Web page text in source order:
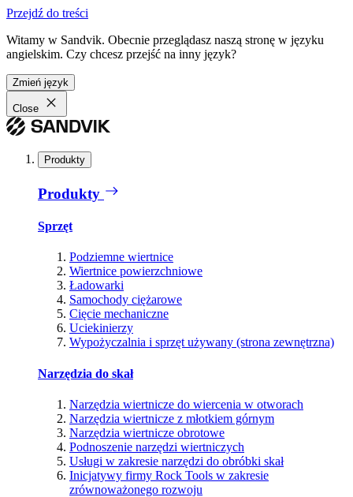
Przejdź do treści
Witamy w Sandvik. Obecnie przeglądasz naszą stronę w języku
angielskim. Czy chcesz przejść na inny język?
Zmień język
Close
Produkty
Produkty
Sprzęt
Podziemne wiertnice
Wiertnice powierzchniowe
Ładowarki
Samochody ciężarowe
Cięcie mechaniczne
Uciekinierzy
Wypożyczalnia i sprzęt używany (strona zewnętrzna)
Narzędzia do skał
Narzędzia wiertnicze do wiercenia w otworach
Narzędzia wiertnicze z młotkiem górnym
Narzędzia wiertnicze obrotowe
Podnoszenie narzędzi wiertniczych
Usługi w zakresie narzędzi do obróbki skał
Inicjatywy firmy Rock Tools w zakresie
zrównoważonego rozwoju